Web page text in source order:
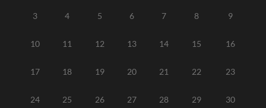
3 4 5 6 7 8 9
10 11 12 13 14 15 16
17 18 19 20 21 22 23
24 25 26 27 28 29 30